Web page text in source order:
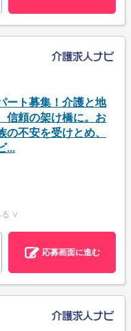
ート募集！介護と地
信頼の架け橋に。お
の不安を受けとめ、
...
る ∨
応募画面に進む